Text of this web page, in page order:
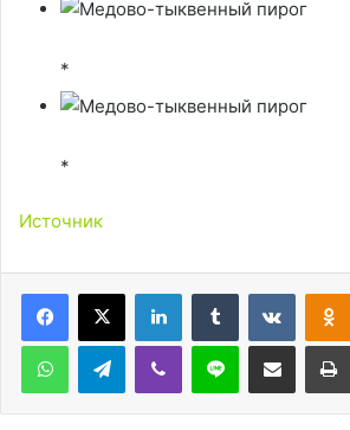
*
*
Источник
LinkedInTumblr
WhatsAppTelegramViber Line Поделиться через электронную почту